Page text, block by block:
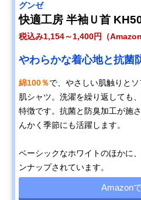
グンゼ
快適工房 半袖Ｕ首
税込み1,154～1,400円（Amazon
やわらかな着心地と抗菌
綿100％で、やさしい肌触りと
肌シャツ。洗濯を繰り返しても
特徴です。抗菌と防臭加工が施
んかく季節にも活躍します。
ベーシックなホワイトのほかに
ンナップされています。
Amazon